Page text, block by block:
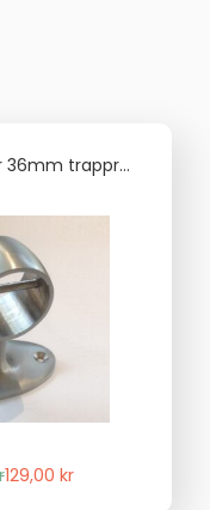
trappräckslina
Det
129,00 kr
Det